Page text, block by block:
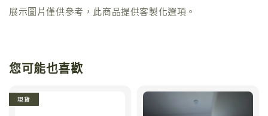
展示圖片僅供參考，此商品提供客製化選項。
您可能也喜歡
現貨